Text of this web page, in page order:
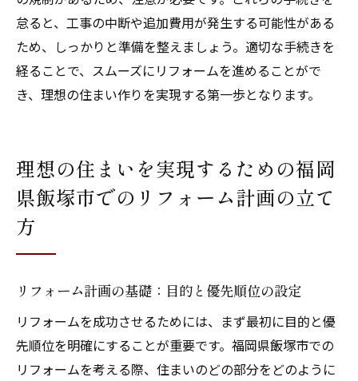
怠ると、工事の中断や追加費用が発生する可能性がある
ため、しっかりと準備を整えましょう。適切な手続きを
経ることで、スムーズにリフォームを進めることがで
き、理想の住まい作りを実現する第一歩となります。
理想の住まいを実現するための福岡
県飯塚市でのリフォーム計画の立て
方
リフォーム計画の基礎：目的と優先順位の設定
リフォームを成功させるためには、まず最初に目的と優
先順位を明確にすることが重要です。福岡県飯塚市での
リフォームを考える際、住まいのどの部分をどのように